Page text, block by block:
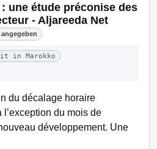
une étude préconise des
- Aljareeda Net
in Marokko
du décalage horaire
l’exception du mois de
développement. Une